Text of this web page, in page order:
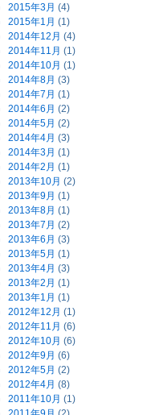
2015年3月 (4)
2015年1月 (1)
2014年12月 (4)
2014年11月 (1)
2014年10月 (1)
2014年8月 (3)
2014年7月 (1)
2014年6月 (2)
2014年5月 (2)
2014年4月 (3)
2014年3月 (1)
2014年2月 (1)
2013年10月 (2)
2013年9月 (1)
2013年8月 (1)
2013年7月 (2)
2013年6月 (3)
2013年5月 (1)
2013年4月 (3)
2013年2月 (1)
2013年1月 (1)
2012年12月 (1)
2012年11月 (6)
2012年10月 (6)
2012年9月 (6)
2012年5月 (2)
2012年4月 (8)
2011年10月 (1)